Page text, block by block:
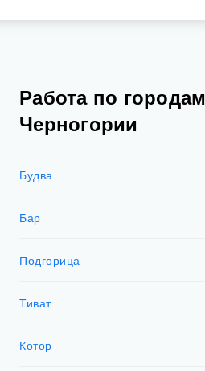
Работа по городам
Черногории
Будва
Бар
Подгорица
Тиват
Котор